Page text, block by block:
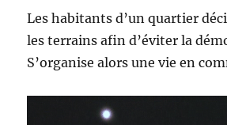
Les habitants d’un quartier
les terrains afin d’éviter la
S’organise alors une vie en